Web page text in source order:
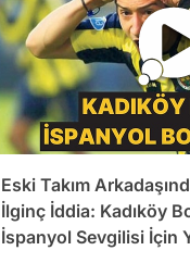
Eski Takım
İlginç İddia: Kadıköy
İspanyol Sevgilisi İçin